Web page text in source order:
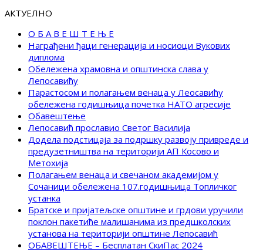
АКТУЕЛНО
О Б А В Е Ш Т Е Њ Е
Награђени ђаци генерација и носиоци Вукових
диплома
Обележена храмовна и општинска слава у
Лепосавићу
Парастосом и полагањем венаца у Леосавићу
обележена годишњица почетка НАТО агресије
Обавештење
Лепосавић прославио Светог Василија
Додела подстицаја за подршку развоју привреде и
предузетништва на територији АП Косово и
Метохија
Полагањем венаца и свечаном академијом у
Сочаници обележена 107.годишњица Топличког
устанка
Братске и пријатељске општине и грдови уручили
поклон пакетиће малишанима из предшколских
установа на територији општине Лепосавић
ОБАВЕШТЕЊЕ – Бесплатан СкиПас 2024